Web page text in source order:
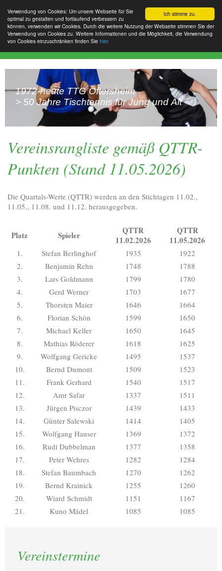
Ich stimme zu.
Verwendung von Cookies: Um unsere Webseite für Sie
optimal zu gestalten und fortlaufend verbessern zu
können, verwenden wir Cookies. Durch die weitere Nutzung der Webseite stimmen Sie der
Verwendung von Cookies zu. Weitere Informationen und die Möglichkeit, die Verwendung
von Cookies einzuschränken finden Sie hier.
1972-heute TTG Oftersheim
> 50 Jahre Tischtennis für Jung und Alt
Vereinsrangliste gemäß QTTR-
Punkten (Stand 11.05.2026)
Die Quartals-Werte (QTTR) werden an den Stichtagen 11.02.,
11.05., 11.08. und 11.12. herausgegeben.
Platz Spieler
QTTR
11.02.2026
QTTR
11.05.2026
1. Stefan Berlinghof 1935
1922
2.
Benjamin Rehn 1748
1788
3.
Lars Goldmann 1799
1780
4.
Gerd Werner 1703
1677
5.
Thorsten Maier 1646
1664
6.
Florian Schön 1599
1650
7.
Michael Keller 1650
1645
8.
Mathias Röderer 1618
1625
9.
Wolfgang Gericke 1495
1537
10.
Bernd Dumont 1509
1523
11.
Frank Gerhard 1540
1517
12.
Amr Safar 1337
1511
13.
Jürgen Pisczor 1439
1433
14.
Günter Salewski 1414
1405
15.
Wolfgang Hauser 1369
1372
16.
Rudi Dubbelman 1377
1358
17.
Peter Wehres 1282
1284
18.
Stefan Baumbach 1270
1262
19.
Bernd Krainick 1255
1260
20.
Wiard Schmidt 1151
1167
21.
Kuno Mädel 1085 1085
Vereinstermine